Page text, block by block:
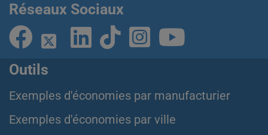
Réseaux Sociaux
Outils
Exemples d'économies par manufacturier
Exemples d'économies par ville